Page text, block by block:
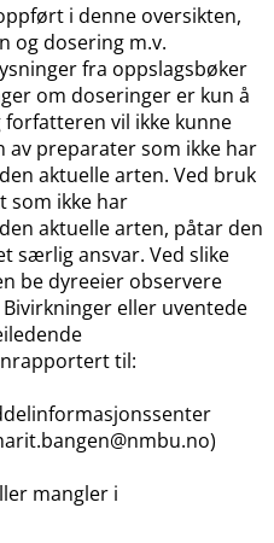
i denne oversikten,
og dosering m.v.
fra oppslagsbøker
om doseringer er kun å
vil ikke kunne
av preparater som ikke har
aktuelle arten. Ved bruk
som ikke har
aktuelle arten, påtar den
særlig ansvar. Ved slike
be dyreeier observere
eller uventede
til:
mangler i